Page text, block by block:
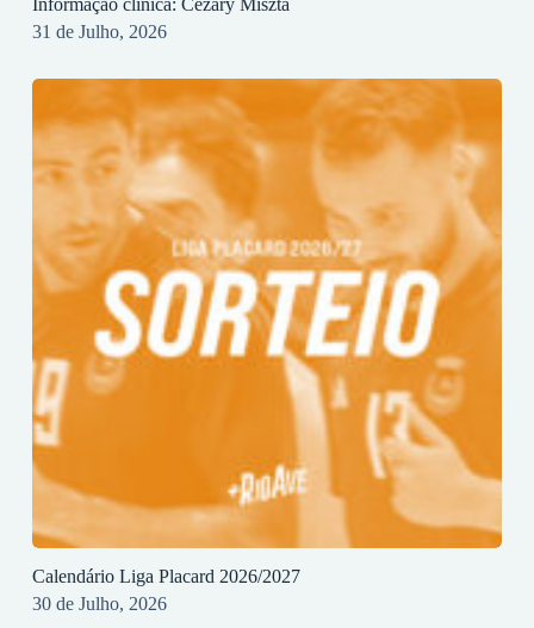
31 de Julho, 2026
Calendário Liga Placard 2026/2027
30 de Julho, 2026